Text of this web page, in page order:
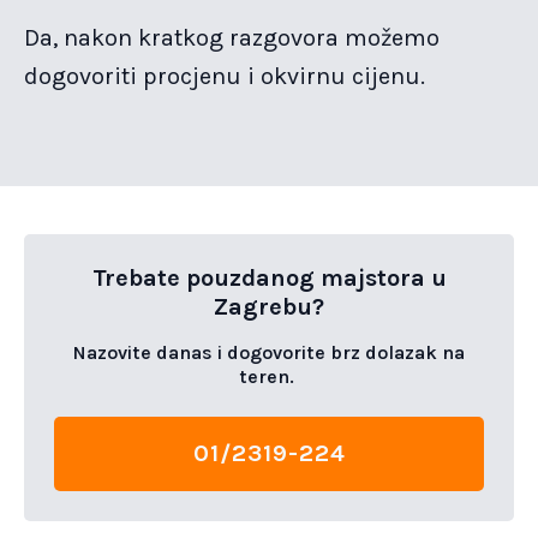
Da, nakon kratkog razgovora možemo
dogovoriti procjenu i okvirnu cijenu.
Trebate pouzdanog majstora u
Zagrebu?
Nazovite danas i dogovorite brz dolazak na
teren.
01/2319-224